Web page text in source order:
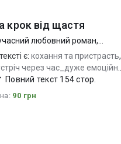
крок від щастя
любовний роман,
проза
є: кохання та пристрасть,
через час_дуже емоційно
характерів_вибір
Повний текст 154 стор.
90 грн